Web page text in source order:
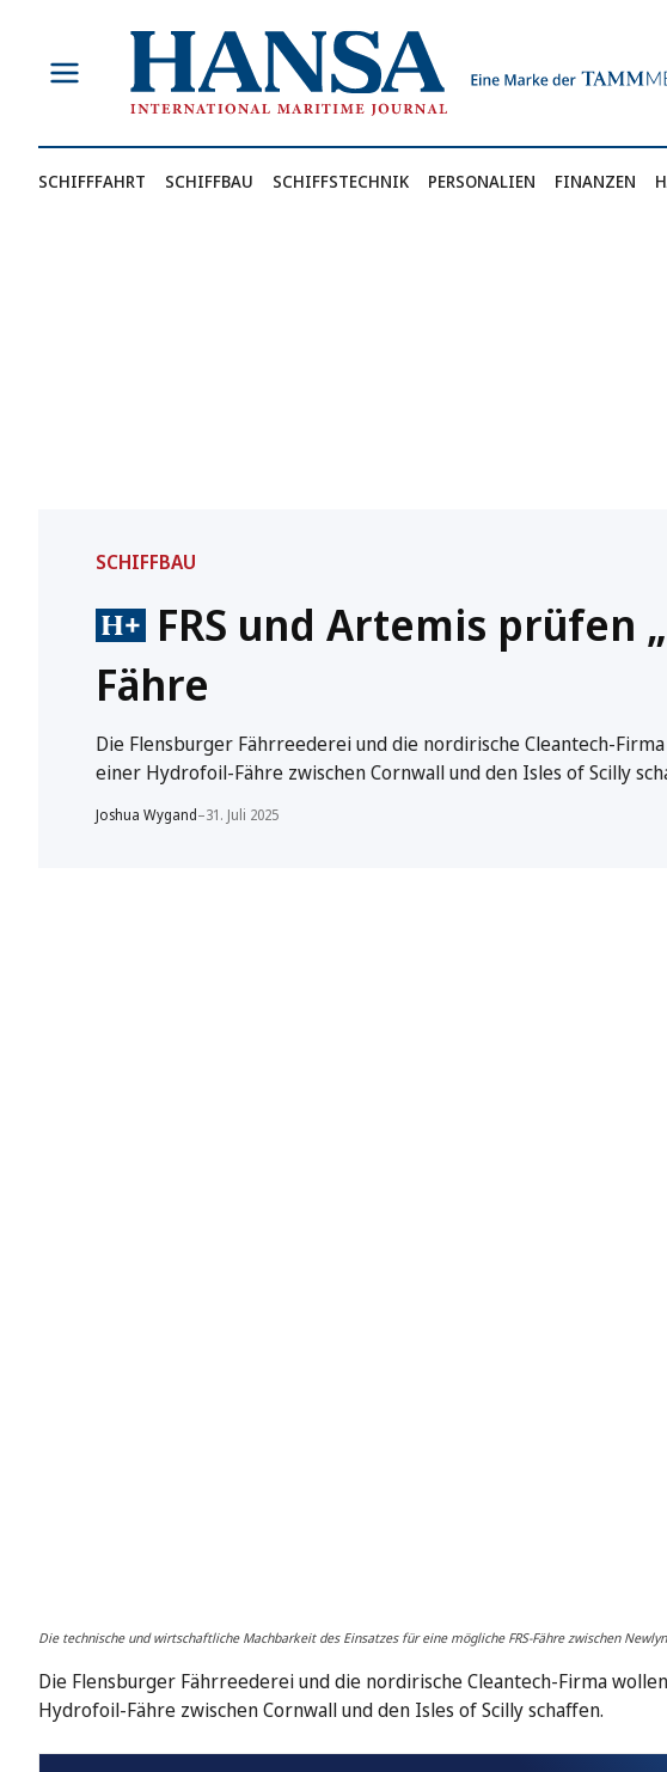
springen
SCHIFFFAHRT SCHIFFBAU SCHIFFSTECHNIK PERSONALIEN FINANZEN
SCHIFFBAU
FRS und Artemis prüfen
Fähre
Die Flensburger Fährreederei und die nordirische Cleantech-
einer Hydrofoil-Fähre zwischen Cornwall und den Isles of Scilly
Joshua Wygand–31. Juli 2025
Die technische und wirtschaftliche Machbarkeit des Einsatzes für eine mögliche FRS-Fähre zwischen
Die Flensburger Fährreederei und die nordirische Cleantech-Firma
Hydrofoil-Fähre zwischen Cornwall und den Isles of Scilly schaffen.